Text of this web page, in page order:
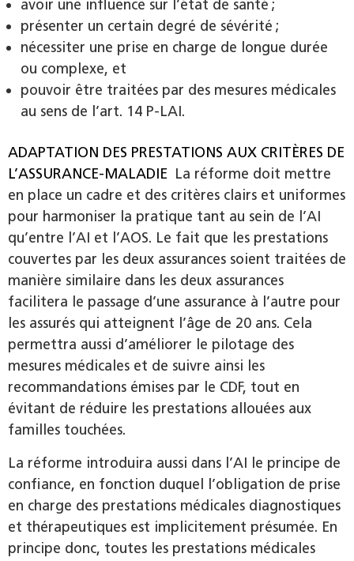
avoir une influence sur l’état de santé ;
présenter un certain degré de sévérité ;
nécessiter une prise en charge de longue durée
ou complexe, et
pouvoir être traitées par des mesures médicales
au sens de l’art. 14 P-LAI.
ADAPTATION DES PRESTATIONS AUX CRITÈRES DE
L’ASSURANCE-MALADIE La réforme doit mettre
en place un cadre et des critères clairs et uniformes
pour harmoniser la pratique tant au sein de l’AI
qu’entre l’AI et l’AOS. Le fait que les prestations
couvertes par les deux assurances soient traitées de
manière similaire dans les deux assurances
facilitera le passage d’une assurance à l’autre pour
les assurés qui atteignent l’âge de 20 ans. Cela
permettra aussi d’améliorer le pilotage des
mesures médicales et de suivre ainsi les
recommandations émises par le CDF, tout en
évitant de réduire les prestations allouées aux
familles touchées.
La réforme introduira aussi dans l’AI le principe de
confiance, en fonction duquel l’obligation de prise
en charge des prestations médicales diagnostiques
et thérapeutiques est implicitement présumée. En
principe donc, toutes les prestations médicales